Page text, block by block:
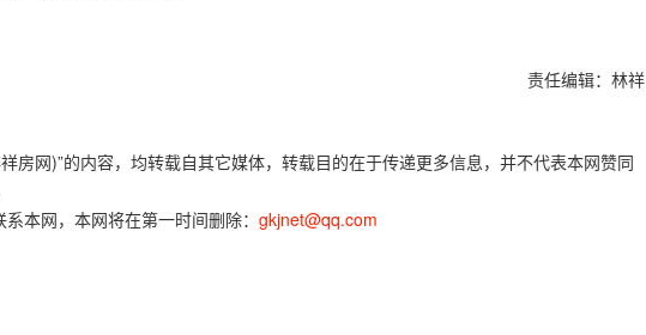
责任编辑：林祥
房网)”的内容，均转载自其它媒体，转载目的在于传递更多信息，并不代表本网赞同
本网，本网将在第一时间删除： gkjnet@qq.com